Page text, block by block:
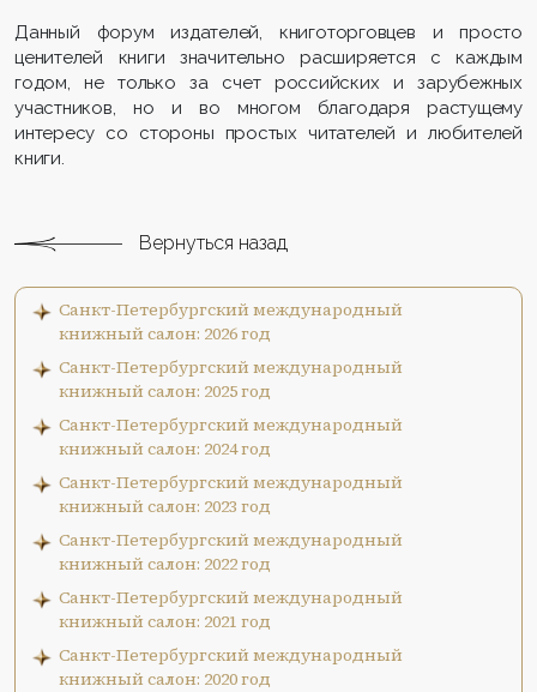
Данный форум издателей, книготорговцев и просто
ценителей книги значительно расширяется с каждым
годом, не только за счет российских и зарубежных
участников, но и во многом благодаря растущему
интересу со стороны простых читателей и любителей
книги.
Вернуться назад
Санкт-Петербургский международный
книжный салон: 2026 год
Санкт-Петербургский международный
книжный салон: 2025 год
Санкт-Петербургский международный
книжный салон: 2024 год
Санкт-Петербургский международный
книжный салон: 2023 год
Санкт-Петербургский международный
книжный салон: 2022 год
Санкт-Петербургский международный
книжный салон: 2021 год
Санкт-Петербургский международный
книжный салон: 2020 год